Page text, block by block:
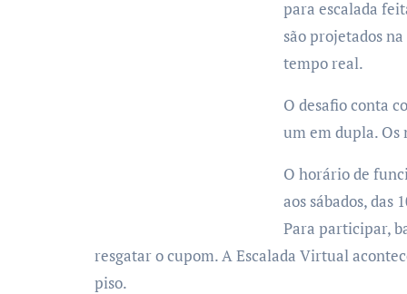
para escalada
são projetados
tempo real.
O desafio conta
um em dupla.
O horário de
aos sábados, das
Para participar,
resgatar o cupom. A Escalada Virtual
piso.